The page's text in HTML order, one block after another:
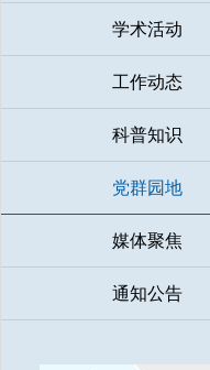
学术活动
工作动态
科普知识
党群园地
媒体聚焦
通知公告